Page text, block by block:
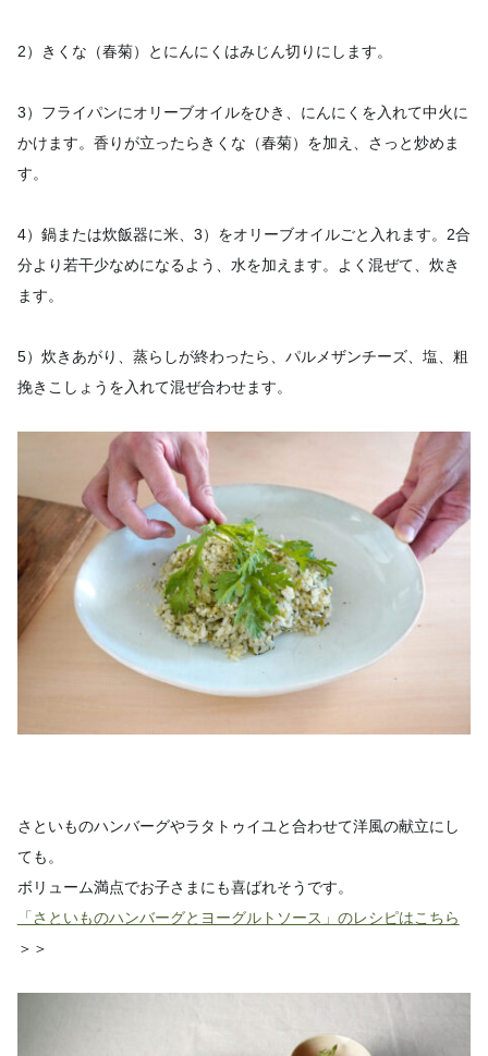
2）きくな（春菊）とにんにくはみじん切りにします。
3）フライパンにオリーブオイルをひき、にんにくを入れて中火に
かけます。香りが立ったらきくな（春菊）を加え、さっと炒めま
す。
4）鍋または炊飯器に米、3）をオリーブオイルごと入れます。2合
分より若干少なめになるよう、水を加えます。よく混ぜて、炊き
ます。
5）炊きあがり、蒸らしが終わったら、パルメザンチーズ、塩、粗
挽きこしょうを入れて混ぜ合わせます。
さといものハンバーグやラタトゥイユと合わせて洋風の献立にし
ても。
ボリューム満点でお子さまにも喜ばれそうです。
「さといものハンバーグとヨーグルトソース」のレシピはこちら
＞＞